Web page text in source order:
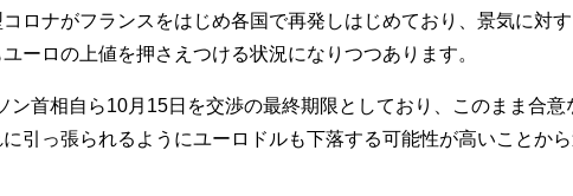
ロナがフランスをはじめ各国で再発しはじめており、景気に対
ーロの上値を押さえつける状況になりつつあります。
ン首相自ら10月15日を交渉の最終期限としており、このまま合
引っ張られるようにユーロドルも下落する可能性が高いことか